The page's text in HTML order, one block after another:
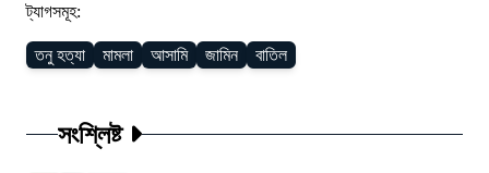
ট্যাগসমূহ:
তনু হত্যা মামলা আসামি জামিন বাতিল
সংশ্লিষ্ট